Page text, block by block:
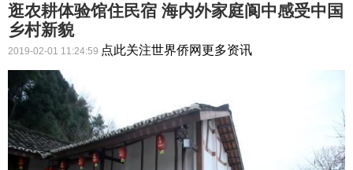
逛农耕体验馆住民宿 海内外家庭阆中感受中国
乡村新貌
2019-02-01 11:24:59 点此关注世界侨网更多资讯